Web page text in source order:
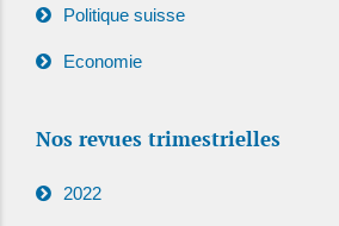
Politique suisse
Economie
Nos revues trimestrielles
2022